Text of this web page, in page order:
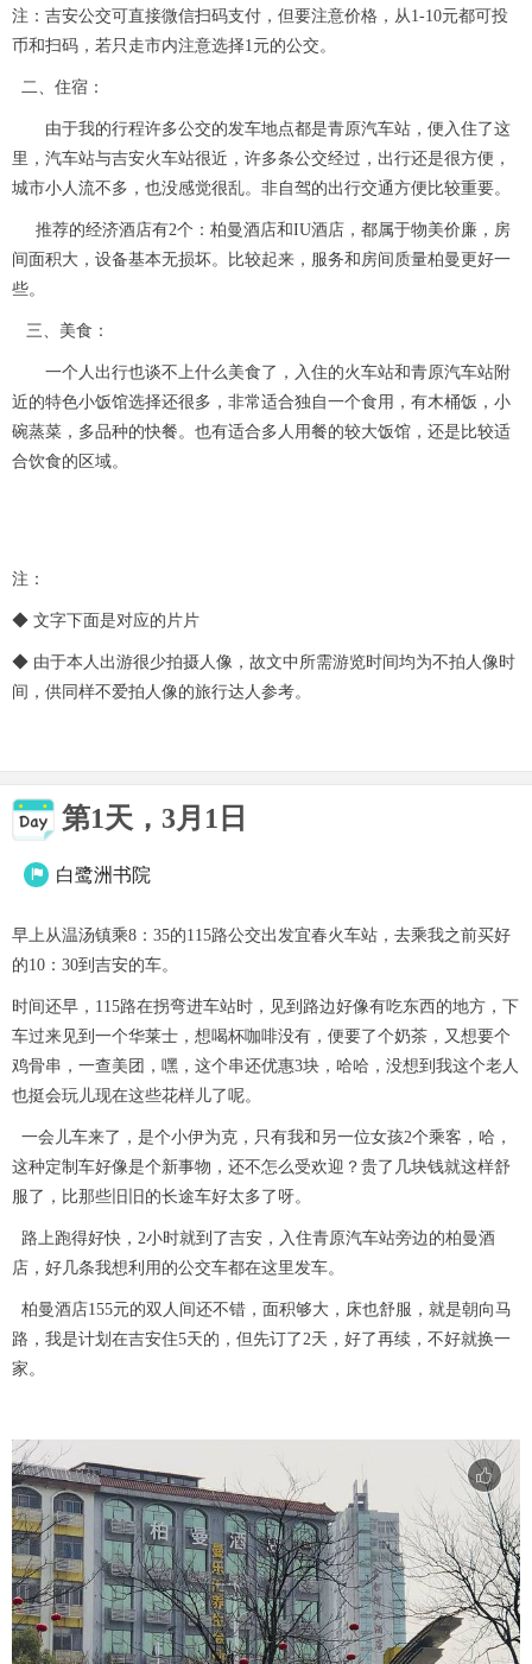
注：吉安公交可直接微信扫码支付，但要注意价格，从1-10元都可投
币和扫码，若只走市内注意选择1元的公交。
二、住宿：
由于我的行程许多公交的发车地点都是青原汽车站，便入住了这
里，汽车站与吉安火车站很近，许多条公交经过，出行还是很方便，
城市小人流不多，也没感觉很乱。非自驾的出行交通方便比较重要。
推荐的经济酒店有2个：柏曼酒店和IU酒店，都属于物美价廉，房
间面积大，设备基本无损坏。比较起来，服务和房间质量柏曼更好一
些。
三、美食：
一个人出行也谈不上什么美食了，入住的火车站和青原汽车站附
近的特色小饭馆选择还很多，非常适合独自一个食用，有木桶饭，小
碗蒸菜，多品种的快餐。也有适合多人用餐的较大饭馆，还是比较适
合饮食的区域。
注：
◆ 文字下面是对应的片片
◆ 由于本人出游很少拍摄人像，故文中所需游览时间均为不拍人像时
间，供同样不爱拍人像的旅行达人参考。
第1天，3月1日
 白鹭洲书院
早上从温汤镇乘8：35的115路公交出发宜春火车站，去乘我之前买好
的10：30到吉安的车。
时间还早，115路在拐弯进车站时，见到路边好像有吃东西的地方，下
车过来见到一个华莱士，想喝杯咖啡没有，便要了个奶茶，又想要个
鸡骨串，一查美团，嘿，这个串还优惠3块，哈哈，没想到我这个老人
也挺会玩儿现在这些花样儿了呢。
一会儿车来了，是个小伊为克，只有我和另一位女孩2个乘客，哈，
这种定制车好像是个新事物，还不怎么受欢迎？贵了几块钱就这样舒
服了，比那些旧旧的长途车好太多了呀。
路上跑得好快，2小时就到了吉安，入住青原汽车站旁边的柏曼酒
店，好几条我想利用的公交车都在这里发车。
柏曼酒店155元的双人间还不错，面积够大，床也舒服，就是朝向马
路，我是计划在吉安住5天的，但先订了2天，好了再续，不好就换一
家。